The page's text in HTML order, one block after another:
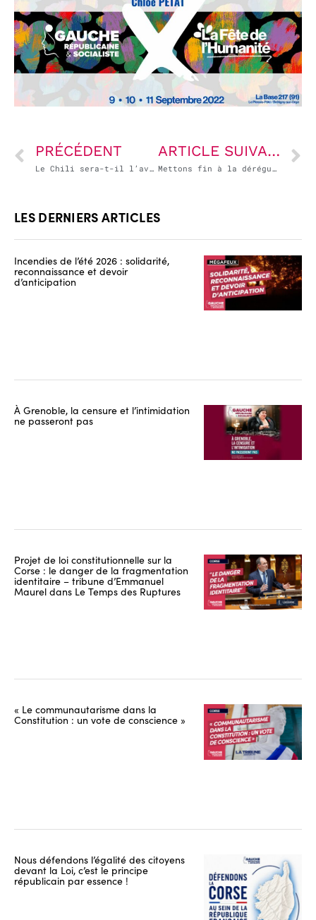
PRÉCÉDENT
Le Chili sera-t-il l’avant garde d’un nouveau monde ?
ARTICLE SUIVANT
Mettons fin à la dérégulation de l’énergie en Europe et à ses dramatiques conséquences – par Marie-Noëlle Lienemann
LES DERNIERS ARTICLES
Incendies de l’été 2026 : solidarité,
reconnaissance et devoir
d’anticipation
À Grenoble, la censure et l’intimidation
ne passeront pas
Projet de loi constitutionnelle sur la
Corse : le danger de la fragmentation
identitaire – tribune d’Emmanuel
Maurel dans Le Temps des Ruptures
« Le communautarisme dans la
Constitution : un vote de conscience »
Nous défendons l’égalité des citoyens
devant la Loi, c’est le principe
républicain par essence !